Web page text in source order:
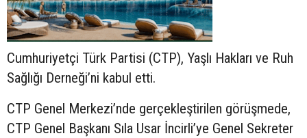
Cumhuriyetçi Türk Partisi (CTP), Yaşlı Hakları ve Ruh
Sağlığı Derneği’ni kabul etti.
CTP Genel Merkezi’nde gerçekleştirilen görüşmede,
CTP Genel Başkanı Sıla Usar İncirli’ye Genel Sekreter